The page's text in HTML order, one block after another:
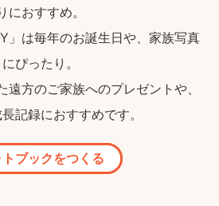
におすすめ。
」は毎年のお誕生日や、家族写真
にぴったり。
遠方のご家族へのプレゼントや、
記録におすすめです。
ブックをつくる